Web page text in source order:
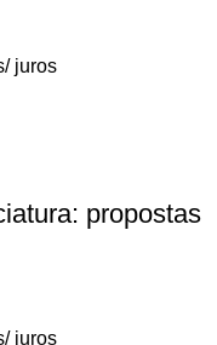
juros
propostas
juros